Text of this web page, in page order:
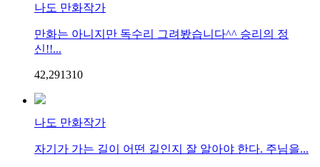
나도 만화작가
만화는 아니지만 독수리 그려봤습니다^^ 승리의 정
신!!...
42,291310
나도 만화작가
자기가 가는 길이 어떤 길인지 잘 알아야 한다. 주님을...